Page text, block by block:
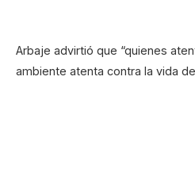
Arbaje advirtió que “quienes
ambiente atenta contra la vida